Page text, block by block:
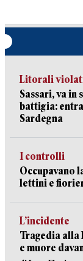
Litorali
Sassari, va in
battigia:
Sardegna
I controlli
Occupavano
lettini e
L’incidente
Tragedia alla
e muore